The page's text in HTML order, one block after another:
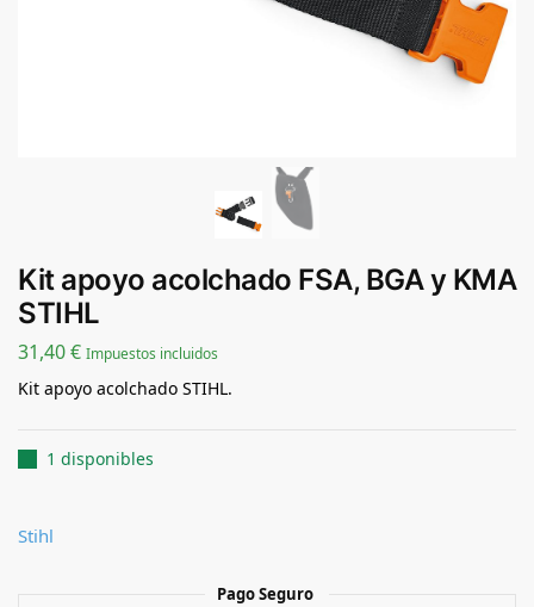
Kit apoyo acolchado FSA, BGA y KMA
STIHL
31,40€ Impuestos incluidos
Kit apoyo acolchado STIHL.
1 disponibles
Stihl
Pago Seguro